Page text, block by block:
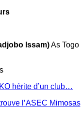
Issam)As Togo
hérite d’un club…
l’ASEC Mimosas